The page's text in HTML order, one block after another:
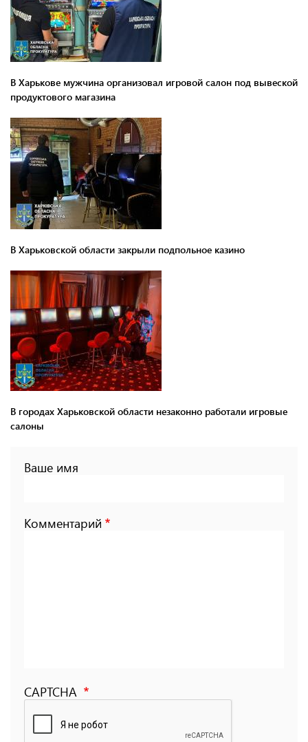
В Харькове мужчина организовал игровой салон под вывеской
продуктового магазина
В Харьковской области закрыли подпольное казино
В городах Харьковской области незаконно работали игровые
салоны
Ваше имя
Комментарий
CAPTCHA